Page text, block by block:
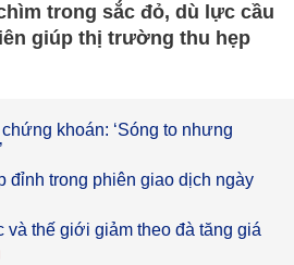
trong sắc đỏ, dù lực cầu
giúp thị trường thu hẹp
khoán: ‘Sóng to nhưng
đỉnh trong phiên giao dịch ngày
và thế giới giảm theo đà tăng giá